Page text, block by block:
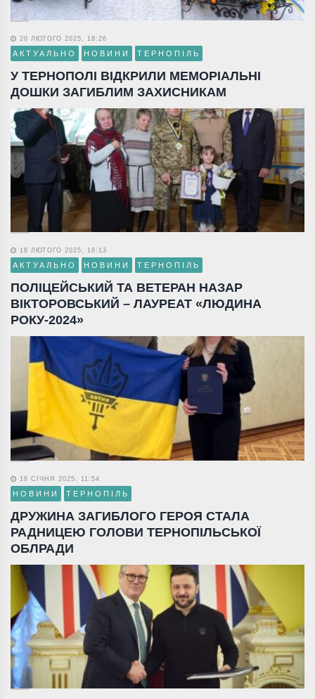
20 ЛЮТОГО 2025, 18:26
АКТУАЛЬНО НОВИНИ ТЕРНОПІЛЬ
У ТЕРНОПОЛІ ВІДКРИЛИ МЕМОРІАЛЬНІ
ДОШКИ ЗАГИБЛИМ ЗАХИСНИКАМ
18 ЛЮТОГО 2025, 16:13
АКТУАЛЬНО НОВИНИ ТЕРНОПІЛЬ
ПОЛІЦЕЙСЬКИЙ ТА ВЕТЕРАН НАЗАР
ВІКТОРОВСЬКИЙ – ЛАУРЕАТ «ЛЮДИНА
РОКУ-2024»
18 СІЧНЯ 2025, 11:54
НОВИНИ ТЕРНОПІЛЬ
ДРУЖИНА ЗАГИБЛОГО ГЕРОЯ СТАЛА
РАДНИЦЕЮ ГОЛОВИ ТЕРНОПІЛЬСЬКОЇ
ОБЛРАДИ